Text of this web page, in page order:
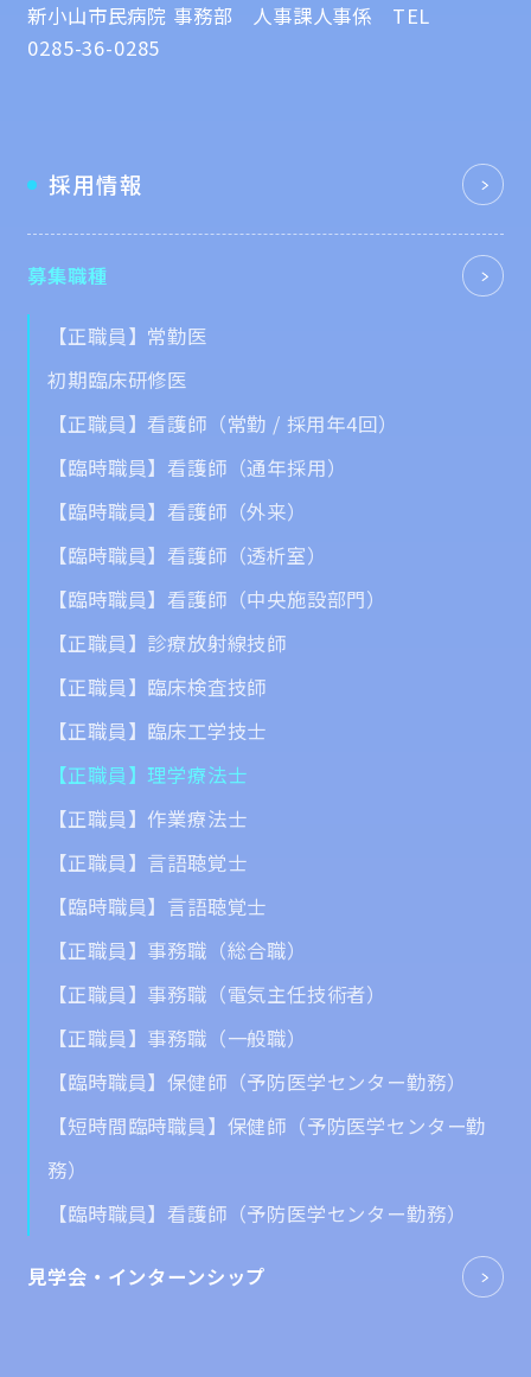
新小山市民病院 事務部 人事課人事係 TEL
0285-36-0285
採用情報
募集職種
【正職員】常勤医
初期臨床研修医
【正職員】看護師（常勤 / 採用年4回）
【臨時職員】看護師（通年採用）
【臨時職員】看護師（外来）
【臨時職員】看護師（透析室）
【臨時職員】看護師（中央施設部門）
【正職員】診療放射線技師
【正職員】臨床検査技師
【正職員】臨床工学技士
【正職員】理学療法士
【正職員】作業療法士
【正職員】言語聴覚士
【臨時職員】言語聴覚士
【正職員】事務職（総合職）
【正職員】事務職（電気主任技術者）
【正職員】事務職（一般職）
【臨時職員】保健師（予防医学センター勤務）
【短時間臨時職員】保健師（予防医学センター勤
務）
【臨時職員】看護師（予防医学センター勤務）
見学会・ インターンシップ